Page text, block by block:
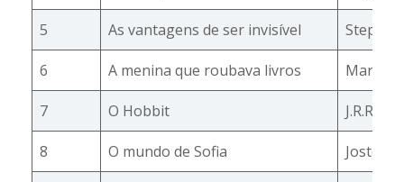
5 As vantagens de ser invisível
6 A menina que roubava livros Markus
7 O Hobbit J.R.R.
8 O mundo de Sofia Jostein